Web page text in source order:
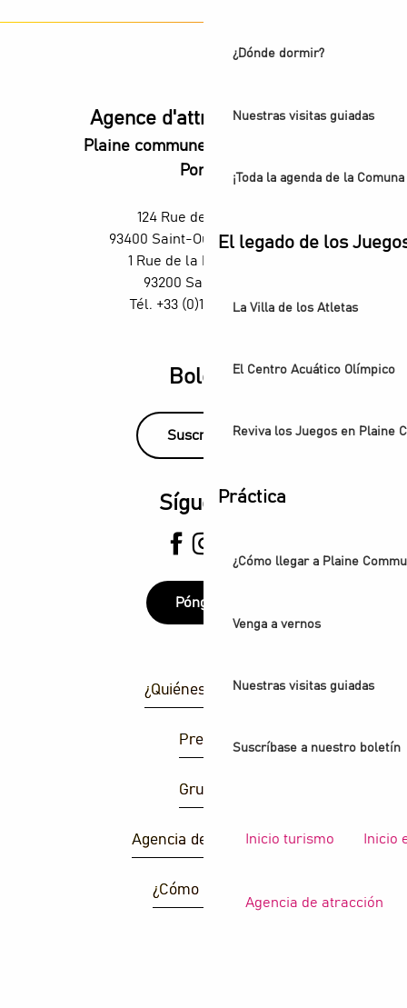
¿Dónde dormir?
Nuestras visitas guiadas
¡Toda la agenda de la
El legado de los
La Villa de los Atletas
El Centro Acuático Olímpico
Reviva los Juegos en Plaine
Práctica
¿Cómo llegar a Plaine
Venga a vernos
Nuestras visitas guiadas
Suscríbase a nuestro boletín
Inicio turismo Inicio
Agencia de atracción
Festival de Saint-Denis - Exposición: Voces de luz
Les coulisses du Stade de France®
Exposition - Ya Rayi ! Une histoire de la musique raï
The Stage Afterworks en el Skybar del H4 Hotel Wyndham
Fútbol - Red Star / Sochaux
Visite guidée - De la Villette au Canal Saint-Denis
Agence d'attractivité POP
Plaine commune vous Ouvre ses
Portes
124 Rue des Rosiers,
93400 Saint-Ouen-sur-Seine
1 Rue de la République,
93200 Saint-Denis
Tél. +33 (0)1 55 870 870
Boletín
Suscríbase
Síguenos
Póngase
¿Quiénes somos?
Prensa
Grupos
Agencia de atracción
¿Cómo llegar ?